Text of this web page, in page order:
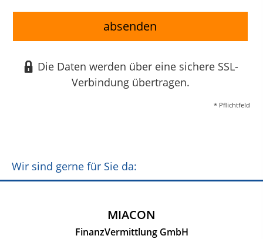
absenden
Die Daten werden über eine sichere SSL-
Verbindung übertragen.
* Pflichtfeld
Wir sind gerne für Sie da:
MIACON
FinanzVermittlung GmbH